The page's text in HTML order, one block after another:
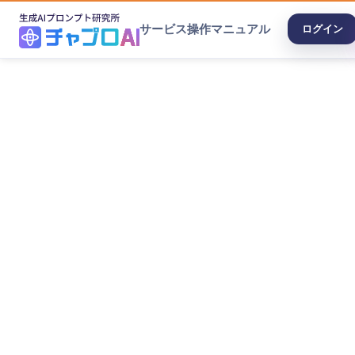
サービス操作マニュアル ログイン